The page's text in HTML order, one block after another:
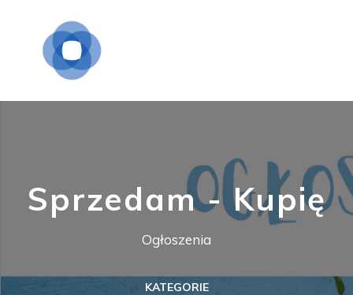
Sprzedam - Kupię
Ogłoszenia
KATEGORIE